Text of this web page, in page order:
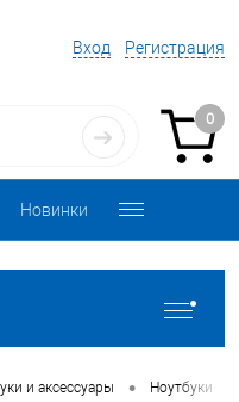
Вход Регистрация
0
Новинки
и аксессуары • Ноутбуки